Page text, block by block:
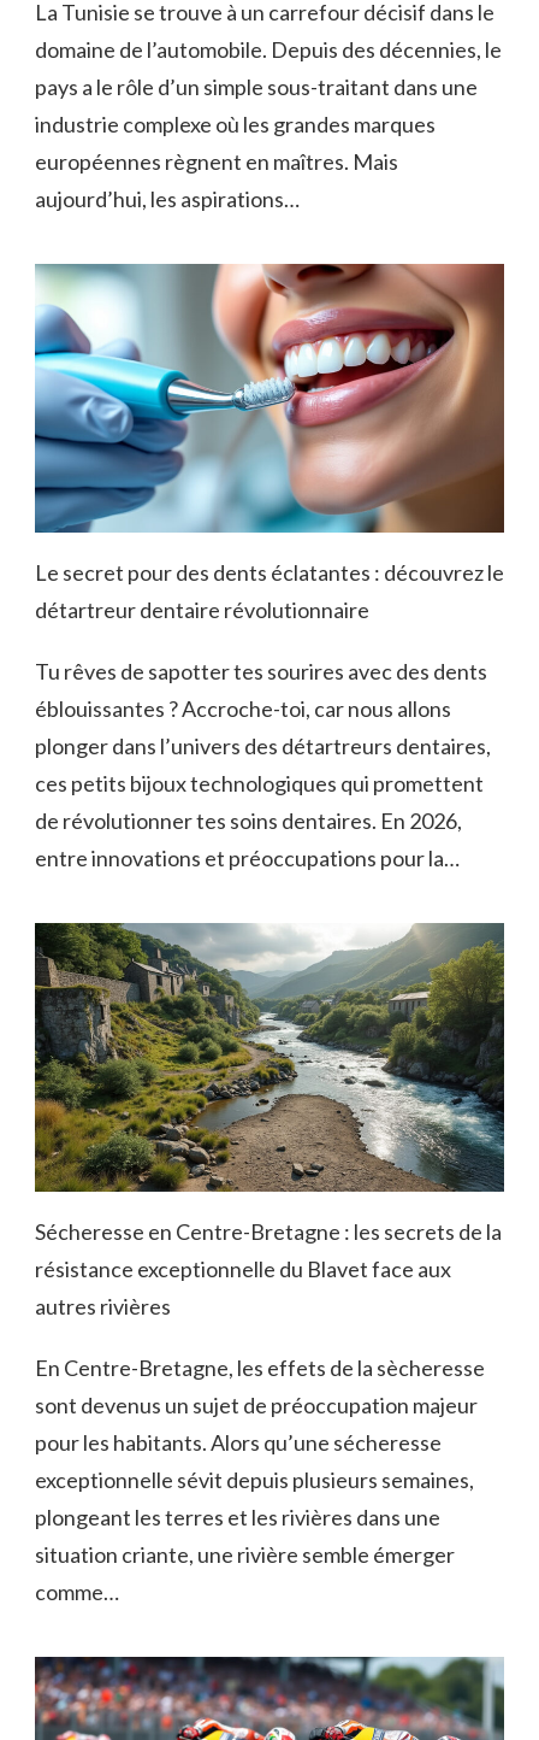
La Tunisie se trouve à un carrefour décisif dans le
domaine de l’automobile. Depuis des décennies, le
pays a le rôle d’un simple sous-traitant dans une
industrie complexe où les grandes marques
européennes règnent en maîtres. Mais
aujourd’hui, les aspirations…
Le secret pour des dents éclatantes : découvrez le
détartreur dentaire révolutionnaire
Tu rêves de sapotter tes sourires avec des dents
éblouissantes ? Accroche-toi, car nous allons
plonger dans l’univers des détartreurs dentaires,
ces petits bijoux technologiques qui promettent
de révolutionner tes soins dentaires. En 2026,
entre innovations et préoccupations pour la…
Sécheresse en Centre-Bretagne : les secrets de la
résistance exceptionnelle du Blavet face aux
autres rivières
En Centre-Bretagne, les effets de la sècheresse
sont devenus un sujet de préoccupation majeur
pour les habitants. Alors qu’une sécheresse
exceptionnelle sévit depuis plusieurs semaines,
plongeant les terres et les rivières dans une
situation criante, une rivière semble émerger
comme…